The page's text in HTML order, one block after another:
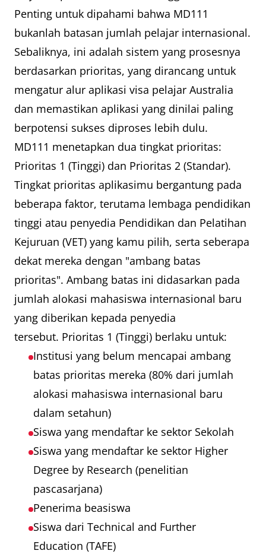
Penting untuk dipahami bahwa MD111
bukanlah batasan jumlah pelajar internasional.
Sebaliknya, ini adalah sistem yang prosesnya
berdasarkan prioritas, yang dirancang untuk
mengatur alur aplikasi visa pelajar Australia
dan memastikan aplikasi yang dinilai paling
berpotensi sukses diproses lebih dulu.
MD111 menetapkan dua tingkat prioritas:
Prioritas 1 (Tinggi) dan Prioritas 2 (Standar).
Tingkat prioritas aplikasimu bergantung pada
beberapa faktor, terutama lembaga pendidikan
tinggi atau penyedia Pendidikan dan Pelatihan
Kejuruan (VET) yang kamu pilih, serta seberapa
dekat mereka dengan "ambang batas
prioritas". Ambang batas ini didasarkan pada
jumlah alokasi mahasiswa internasional baru
yang diberikan kepada penyedia
tersebut. Prioritas 1 (Tinggi) berlaku untuk:
Institusi yang belum mencapai ambang
batas prioritas mereka (80% dari jumlah
alokasi mahasiswa internasional baru
dalam setahun)
Siswa yang mendaftar ke sektor Sekolah
Siswa yang mendaftar ke sektor Higher
Degree by Research (penelitian
pascasarjana)
Penerima beasiswa
Siswa dari Technical and Further
Education (TAFE)